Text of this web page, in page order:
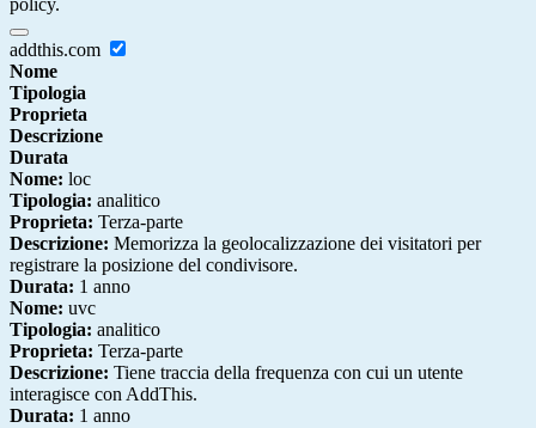
policy.
addthis.com
Nome
Tipologia
Proprieta
Descrizione
Durata
Nome: loc
Tipologia: analitico
Proprieta: Terza-parte
Descrizione: Memorizza la geolocalizzazione dei visitatori per
registrare la posizione del condivisore.
Durata: 1 anno
Nome: uvc
Tipologia: analitico
Proprieta: Terza-parte
Descrizione: Tiene traccia della frequenza con cui un utente
interagisce con AddThis.
Durata: 1 anno